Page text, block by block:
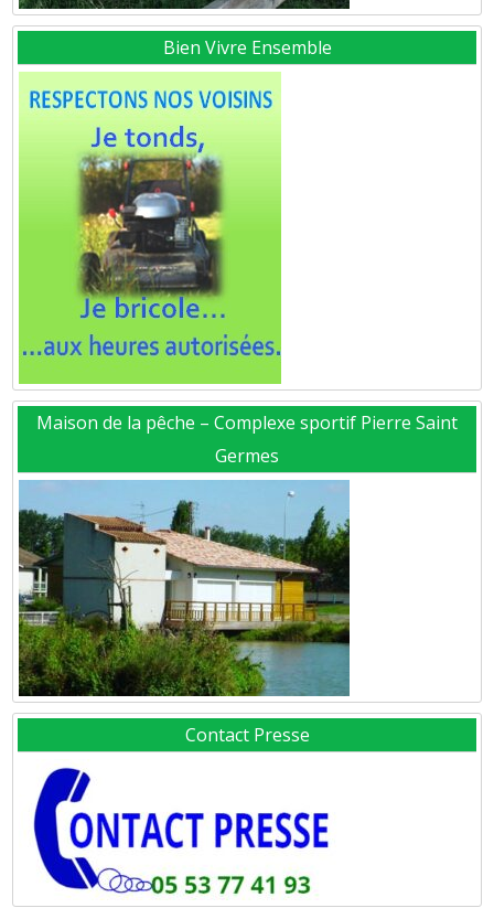
Bien Vivre Ensemble
Maison de la pêche – Complexe sportif Pierre Saint
Germes
Contact Presse